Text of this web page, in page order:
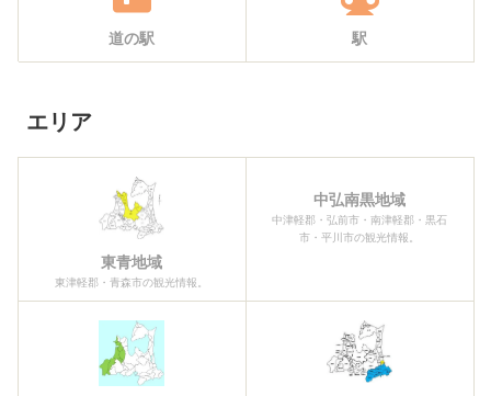
道の駅 駅
エリア
東青地域
東津軽郡・青森市の観光情報。
中弘南黒地域
中津軽郡・弘前市・南津軽郡・黒石
市・平川市の観光情報。